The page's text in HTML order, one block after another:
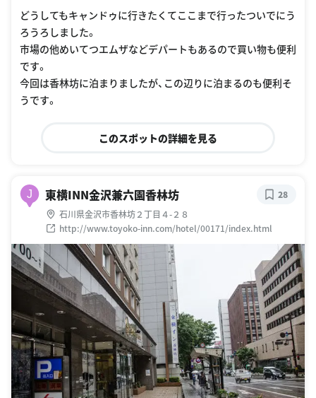
どうしてもキャンドゥに行きたくてここまで行ったついでにう
ろうろしました。
市場の他めいてつエムザなどデパートもあるので買い物も便利
です。
今回は香林坊に泊まりましたが、この辺りに泊まるのも便利そ
うです。
このスポットの詳細を見る
J 東横INN金沢兼六園香林坊
石川県金沢市香林坊２丁目４-２８
http://www.toyoko-inn.com/hotel/00171/index.html
28